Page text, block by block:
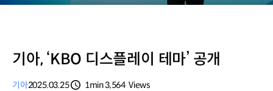
Time
기아, ‘KBO 디스플레이 테마’ 공개
기아2025.03.25
1min3,564 Views